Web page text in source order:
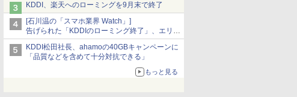
KDDI、楽天へのローミングを9月末で終了
[石川温の「スマホ業界 Watch」]
告げられた「KDDIのローミング終了」、エリア
マップの落とし穴と楽天モバイルの課題
KDDI松田社長、ahamoの40GBキャンペーンに
「品質などを含めて十分対抗できる」
もっと見る